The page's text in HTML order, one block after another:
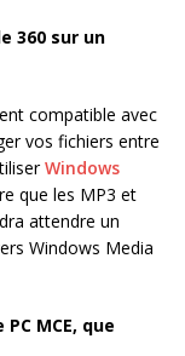
360 sur un
compatible avec
vos fichiers entre
Windows
que les MP3 et
attendre un
Windows Media
MCE, que